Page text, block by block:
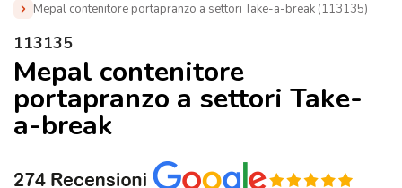
Mepal contenitore portapranzo a settori Take-a-break (113135)
Home »
(113135)
113135
Mepal contenitore
portapranzo a settori Take-
a-break